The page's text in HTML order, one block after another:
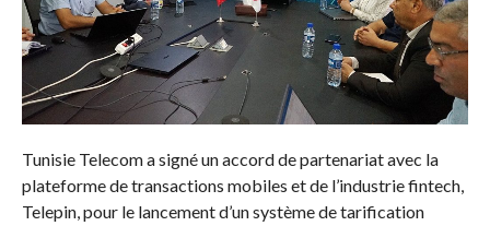
Tunisie Telecom a signé un accord de partenariat avec la
plateforme de transactions mobiles et de l’industrie fintech,
Telepin, pour le lancement d’un système de tarification